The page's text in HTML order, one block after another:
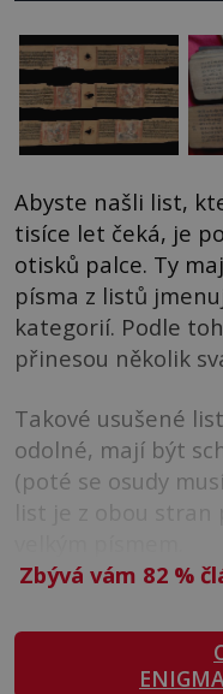
Abyste našli list,
tisíce let čeká, je
otisků palce. Ty
písma z listů
kategorií. Podle
přinesou několik
Takové usušené
odolné, mají být
(poté se osudy
list je z obou stran
Zbývá vám 82 %